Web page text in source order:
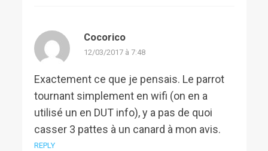
Cocorico
12/03/2017 à 7:48
Exactement ce que je pensais. Le parrot
tournant simplement en wifi (on en a
utilisé un en DUT info), y a pas de quoi
casser 3 pattes à un canard à mon avis.
REPLY